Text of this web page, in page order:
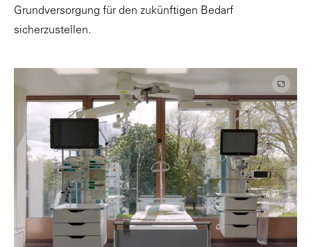
Grundversorgung für den zukünftigen Bedarf
sicherzustellen.